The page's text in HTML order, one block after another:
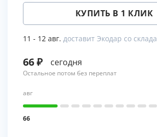
КУПИТЬ В 1 КЛИК
11 - 12 авг. доставит Экодар со склада
66 сегодня
Остальное потом без переплат
авг
66